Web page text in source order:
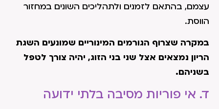
עצמם, בהתאם לזמנים ולתהליכים השונים במחזור
הווסת.
במקרה שצרוף הגורמים המינוריים שמונעים השגת
הריון נמצאים אצל שני בני הזוג, יהיה צורך לטפל
בשניהם.
ד. אי פוריות מסיבה בלתי ידועה